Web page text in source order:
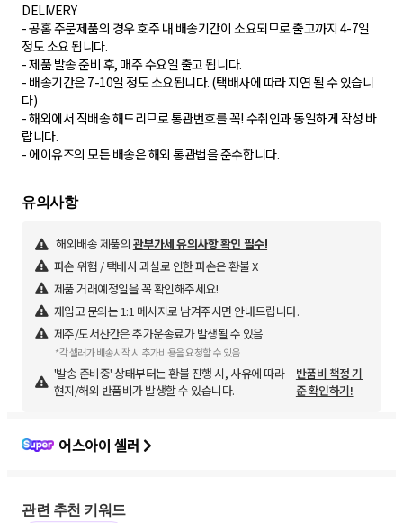
DELIVERY
- 공홈 주문제품의 경우 호주 내 배송기간이 소요되므로 출고까지 4-7일
정도 소요 됩니다.
- 제품 발송 준비 후, 매주 수요일 출고 됩니다.
- 배송기간은 7-10일 정도 소요됩니다. (택배사에 따라 지연 될 수 있습니
다)
- 해외에서 직배송 해드리므로 통관번호를 꼭! 수취인과 동일하게 작성 바
랍니다.
유의사항
해외배송 제품의 관부가세 유의사항 확인 필수!
파손 위험 / 택배사 과실로 인한 파손은 환불 X
제품 거래예정일을 꼭 확인해주세요!
재입고 문의는 1:1 메시지로 남겨주시면 안내드립니다.
제주/도서산간은 추가운송료가 발생될 수 있음
*각 셀러가 배송시작 시 추가비용을 요청할 수 있음
'발송 준비중' 상태부터는 환불 진행 시, 사유에 따라
현지/해외 반품비가 발생할 수 있습니다.
반품비 책정 기
준 확인하기!
어스아이 셀러
관련 추천 키워드